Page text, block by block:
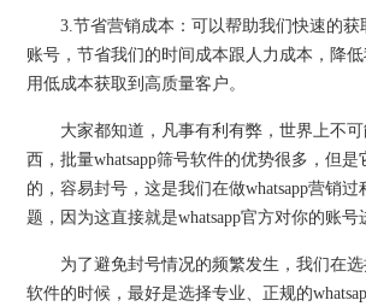
3.节省营销成本：可以帮助我们快速的获
账号，节省我们的时间成本跟人力成本，降低
用低成本获取到高质量客户。
大家都知道，凡事有利有弊，世界上不可
西，批量whatsapp筛号软件的优势很多，但
的，容易封号，这是我们在做whatsapp营销
题，因为这直接就是whatsapp官方对你的账号
为了避免封号情况的频繁发生，我们在选
软件的时候，最好是选择专业、正规的